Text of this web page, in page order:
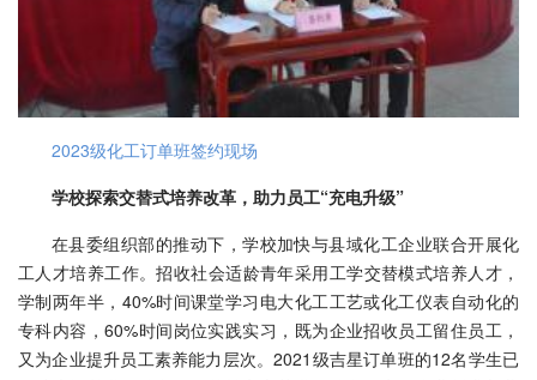
2023级化工订单班签约现场
学校探索交替式培养改革，助力员工“充电升级”
在县委组织部的推动下，学校加快与县域化工企业联合开展化
工人才培养工作。招收社会适龄青年采用工学交替模式培养人才，
学制两年半，40%时间课堂学习电大化工工艺或化工仪表自动化的
专科内容，60%时间岗位实践实习，既为企业招收员工留住员工，
又为企业提升员工素养能力层次。2021级吉星订单班的12名学生已